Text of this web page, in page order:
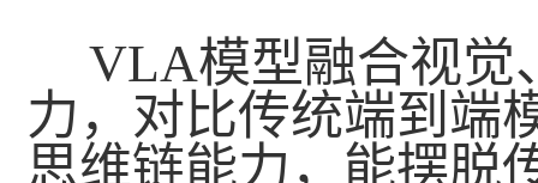
VLA模型融合视觉
力，对比传统端到端
思维链能力，能摆脱